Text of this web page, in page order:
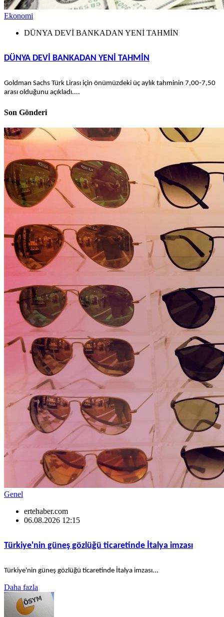
Ekonomi
DÜNYA DEVİ BANKADAN YENİ TAHMİN
DÜNYA DEVİ BANKADAN YENİ TAHMİN
Goldman Sachs Türk Lirası için önümüzdeki üç aylık tahminin 7,00-7,50
arası olduğunu açıkladı....
Son Gönderi
Genel
ertehaber.com
06.08.2026 12:15
Türkiye'nin güneş gözlüğü ticaretinde İtalya imzası
Türkiye'nin güneş gözlüğü ticaretinde İtalya imzası...
Daha fazla